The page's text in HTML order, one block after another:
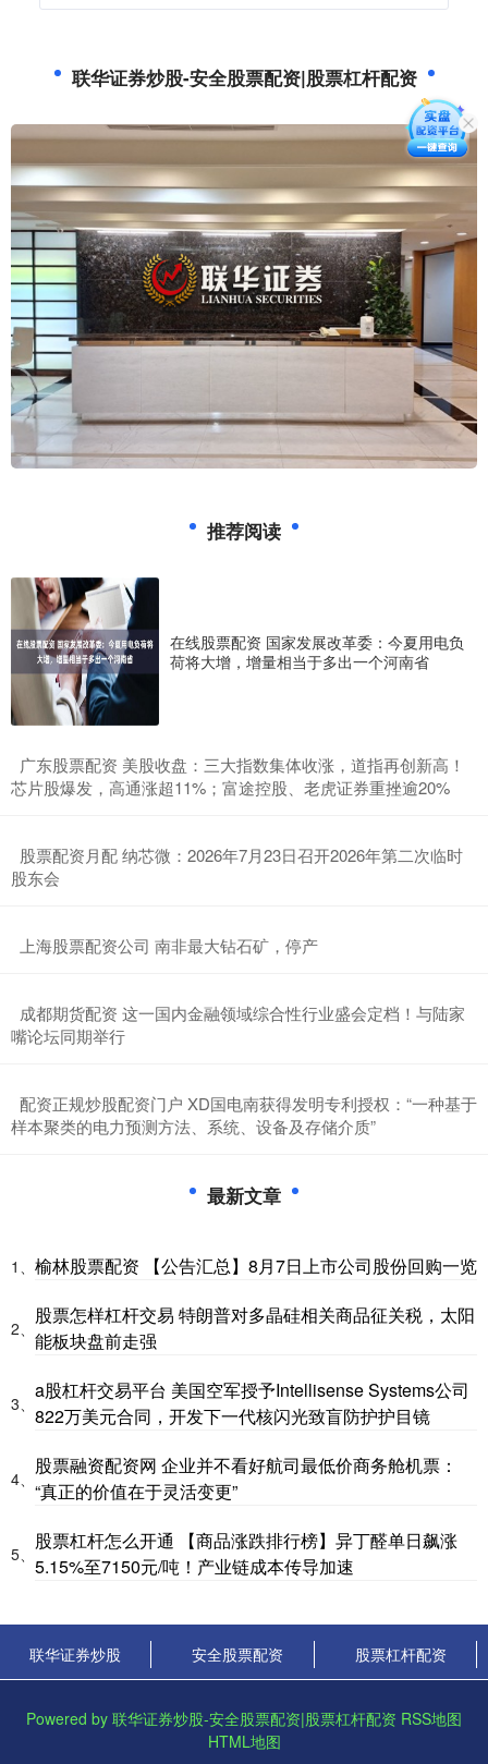
联华证券炒股-安全股票配资|股票杠杆配资
推荐阅读
在线股票配资 国家发展改革委：今夏用电负
荷将大增，增量相当于多出一个河南省
​广东股票配资 美股收盘：三大指数集体收涨，道指再创新高！
芯片股爆发，高通涨超11%；富途控股、老虎证券重挫逾20%
​股票配资月配 纳芯微：2026年7月23日召开2026年第二次临时
股东会
​上海股票配资公司 南非最大钻石矿，停产
​成都期货配资 这一国内金融领域综合性行业盛会定档！与陆家
嘴论坛同期举行
​配资正规炒股配资门户 XD国电南获得发明专利授权：“一种基于
样本聚类的电力预测方法、系统、设备及存储介质”
最新文章
1、 榆林股票配资 【公告汇总】8月7日上市公司股份回购一览
2、
股票怎样杠杆交易 特朗普对多晶硅相关商品征关税，太阳
能板块盘前走强
3、
a股杠杆交易平台 美国空军授予Intellisense Systems公司
822万美元合同，开发下一代核闪光致盲防护护目镜
4、
股票融资配资网 企业并不看好航司最低价商务舱机票：
“真正的价值在于灵活变更”
5、
股票杠杆怎么开通 【商品涨跌排行榜】异丁醛单日飙涨
5.15%至7150元/吨！产业链成本传导加速
联华证券炒股 安全股票配资 股票杠杆配资
Powered by 联华证券炒股-安全股票配资|股票杠杆配资 RSS地图
HTML地图